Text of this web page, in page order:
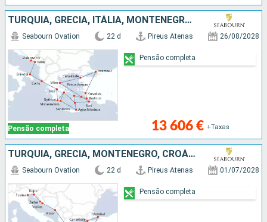
TURQUIA, GRÉCIA, ITÁLIA, MONTENEGRO, CROÁCIA
Pensão completa
Seabourn Ovation 22 d Pireus Atenas 26/08/2028
13 606 € +Taxas
Pensão completa
TURQUIA, GRÉCIA, MONTENEGRO, CROÁCIA, ITÁLIA
Seabourn Ovation 22 d Pireus Atenas 01/07/2028
Pensão completa